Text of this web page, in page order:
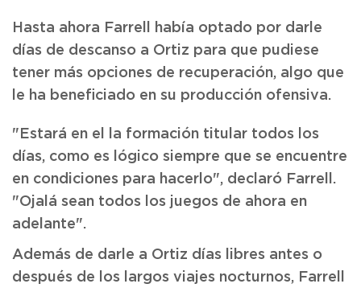
Hasta ahora Farrell había optado por darle
días de descanso a Ortiz para que pudiese
tener más opciones de recuperación, algo que
le ha beneficiado en su producción ofensiva.
"Estará en el la formación titular todos los
días, como es lógico siempre que se encuentre
en condiciones para hacerlo", declaró Farrell.
"Ojalá sean todos los juegos de ahora en
adelante".
Además de darle a Ortiz días libres antes o
después de los largos viajes nocturnos, Farrell